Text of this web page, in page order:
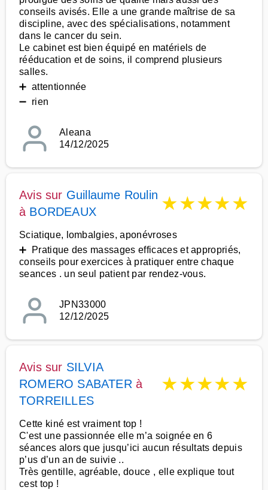
conseils avisés. Elle a une grande maîtrise de sa
discipline, avec des spécialisations, notamment
dans le cancer du sein.
Le cabinet est bien équipé en matériels de
rééducation et de soins, il comprend plusieurs
salles.
➕ attentionnée
➖ rien
Aleana
14/12/2025
Avis sur Guillaume Roulin
à BORDEAUX ★★★★★
Sciatique, lombalgies, aponévroses
➕ Pratique des massages efficaces et appropriés,
conseils pour exercices à pratiquer entre chaque
seances . un seul patient par rendez-vous.
JPN33000
12/12/2025
Avis sur SILVIA
ROMERO SABATER à
TORREILLES
★★★★★
Cette kiné est vraiment top !
C'est une passionnée elle m’a soignée en 6
séances alors que jusqu’ici aucun résultats depuis
p’us d’un an de suivie ..
Très gentille, agréable, douce , elle explique tout
cest top !